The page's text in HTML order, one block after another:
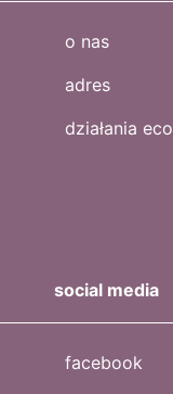
o nas
adres
działania eco
social media
facebook